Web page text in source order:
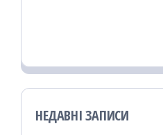
НЕДАВНІ ЗАПИСИ